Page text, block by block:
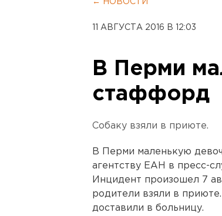
← НОВОСТИ
11 АВГУСТА 2016 В 12:03
В Перми
стаффорд
Собаку взяли в приюте.
В Перми маленькую
агентству ЕАН в пресс-
Инцидент произошел 7
родители взяли в
доставили в больницу.